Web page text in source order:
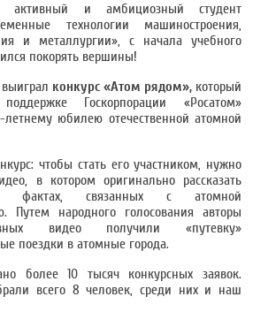
активный и амбициозный студент
технологии машиностроения,
и металлургии», с начала учебного
покорять вершины!
конкурс «Атом рядом»,который
Госкорпорации «Росатом»
юбилею отечественной атомной
чтобы стать его участником, нужно
в котором оригинально рассказать
фактах, связанных с атомной
Путем народного голосования авторы
видео получили «путевку»
поездки в атомные города.
более 10 тысяч конкурсных заявок.
всего 8 человек, среди них и наш